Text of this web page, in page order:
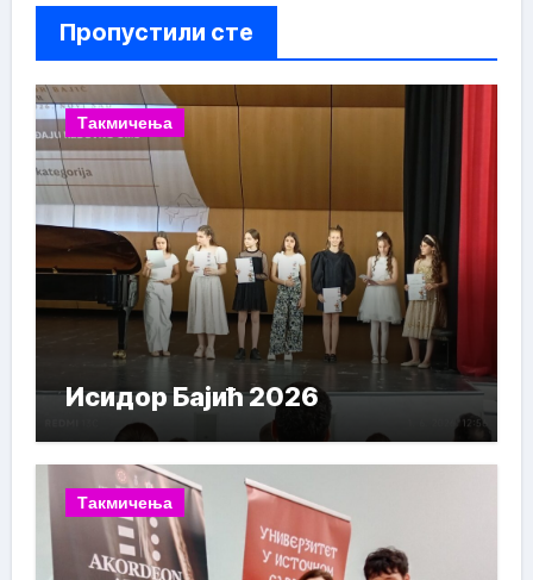
Пропустили сте
Такмичења
Исидор Бајић 2026
Такмичења